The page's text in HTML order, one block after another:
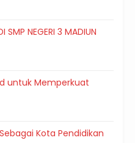
SMP NEGERI 3 MADIUN
untuk Memperkuat
Kota Pendidikan